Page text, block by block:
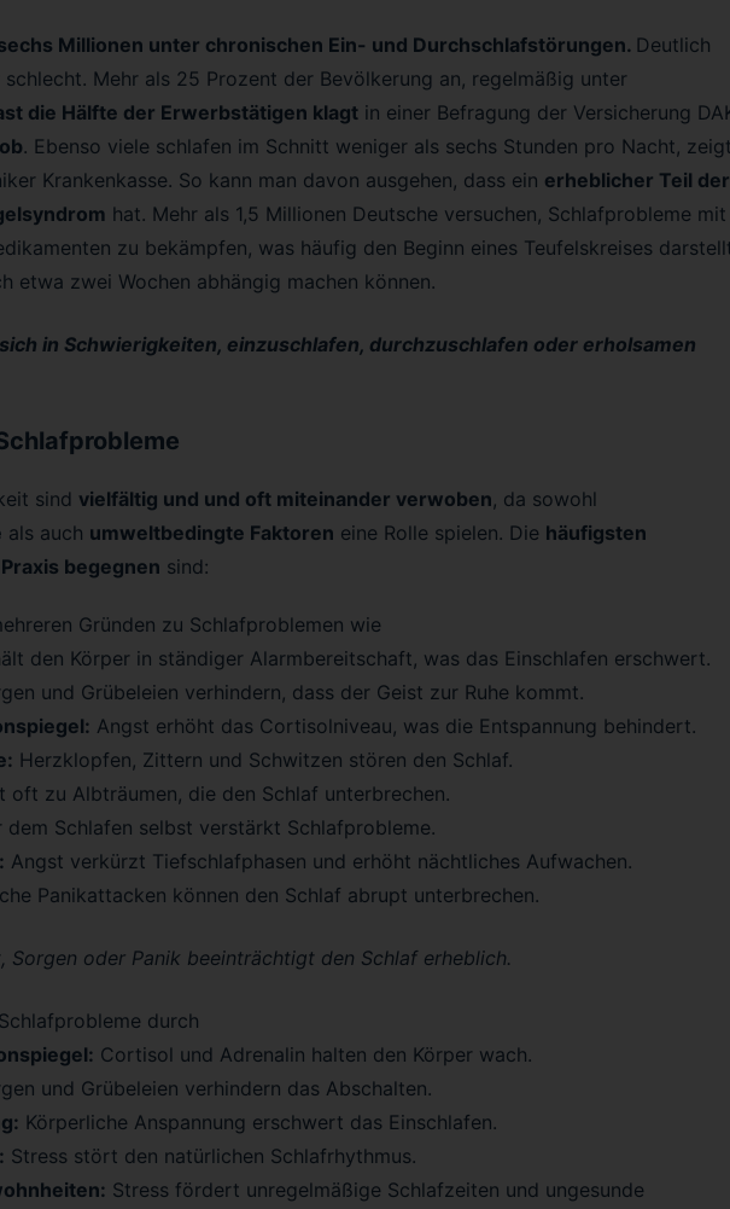
Millionen unter chronischen Ein- und Durchschlafstörungen. Deutlich
Mehr als 25 Prozent der Bevölkerung an, regelmäßig unter
die Hälfte der Erwerbstätigen klagt in einer Befragung der Versicherung
. Ebenso viele schlafen im Schnitt weniger als sechs Stunden pro Nacht,
Krankenkasse. So kann man davon ausgehen, dass ein erheblicher Teil der
hat. Mehr als 1,5 Millionen Deutsche versuchen, Schlafprobleme mit
zu bekämpfen, was häufig den Beginn eines Teufelskreises
etwa zwei Wochen abhängig machen können.
in Schwierigkeiten, einzuschlafen, durchzuschlafen oder erholsamen
sind vielfältig und und oft miteinander verwoben, da sowohl
als auch umweltbedingte Faktoren eine Rolle spielen. Die häufigsten
begegnen sind:
Gründen zu Schlafproblemen wie
den Körper in ständiger Alarmbereitschaft, was das Einschlafen erschwert.
und Grübeleien verhindern, dass der Geist zur Ruhe kommt.
Angst erhöht das Cortisolniveau, was die Entspannung behindert.
Herzklopfen, Zittern und Schwitzen stören den Schlaf.
oft zu Albträumen, die den Schlaf unterbrechen.
dem Schlafen selbst verstärkt Schlafprobleme.
Angst verkürzt Tiefschlafphasen und erhöht nächtliches Aufwachen.
Panikattacken können den Schlaf abrupt unterbrechen.
Sorgen oder Panik beeinträchtigt den Schlaf erheblich.
durch
Cortisol und Adrenalin halten den Körper wach.
und Grübeleien verhindern das Abschalten.
Körperliche Anspannung erschwert das Einschlafen.
Stress stört den natürlichen Schlafrhythmus.
Stress fördert unregelmäßige Schlafzeiten und ungesunde